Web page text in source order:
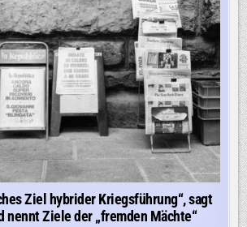
Ziel hybrider Kriegsführung“, sagt
nennt Ziele der „fremden Mächte“